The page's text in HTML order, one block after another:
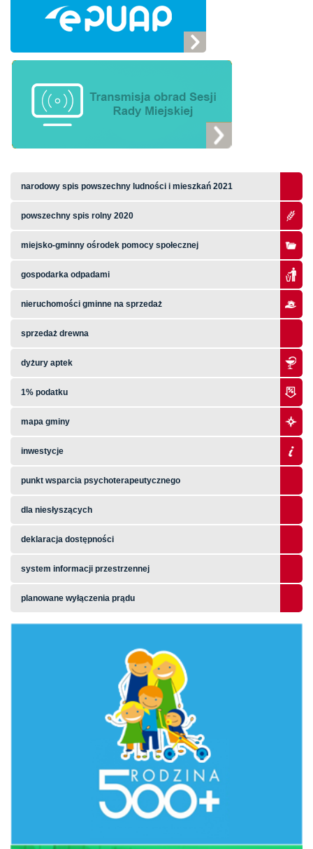
narodowy spis powszechny ludności i mieszkań 2021
powszechny spis rolny 2020
miejsko-gminny ośrodek pomocy społecznej
gospodarka odpadami
nieruchomości gminne na sprzedaż
sprzedaż drewna
dyżury aptek
1% podatku
mapa gminy
inwestycje
punkt wsparcia psychoterapeutycznego
dla niesłyszących
deklaracja dostępności
system informacji przestrzennej
planowane wyłączenia prądu